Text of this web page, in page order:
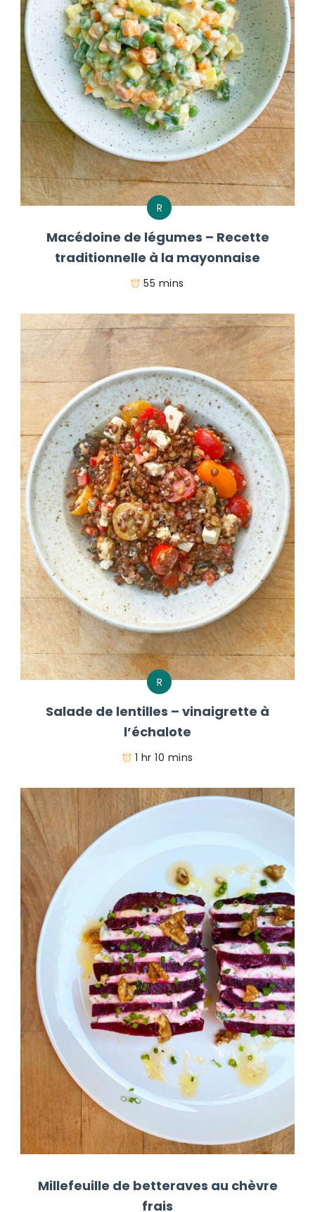
R
Macédoine de légumes – Recette
traditionnelle à la mayonnaise
55 mins
R
Salade de lentilles – vinaigrette à
l’échalote
1 hr 10 mins
Millefeuille de betteraves au chèvre
frais